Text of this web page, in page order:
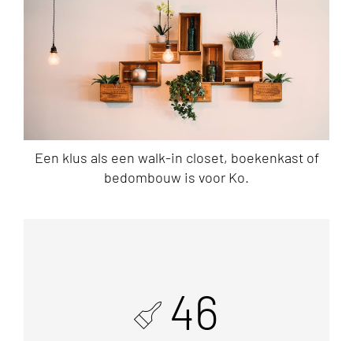
Een klus als een walk-in closet, boekenkast of
bedombouw is voor Ko.
46